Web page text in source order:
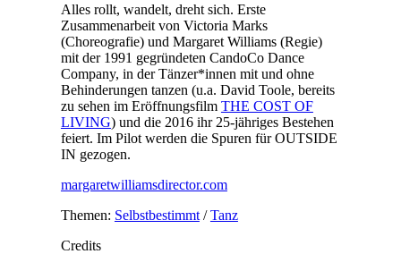
Alles rollt, wandelt, dreht sich. Erste
Zusammenarbeit von Victoria Marks
(Choreografie) und Margaret Williams (Regie)
mit der 1991 gegründeten CandoCo Dance
Company, in der Tänzer*innen mit und ohne
Behinderungen tanzen (u.a. David Toole, bereits
zu sehen im Eröffnungsfilm THE COST OF
LIVING) und die 2016 ihr 25-jähriges Bestehen
feiert. Im Pilot werden die Spuren für OUTSIDE
IN gezogen.
margaretwilliamsdirector.com
Themen: Selbstbestimmt/Tanz
Credits